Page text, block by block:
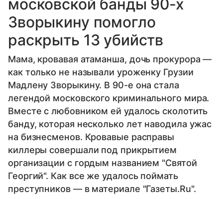
московской банды 90-х
Зворыкину помогло
раскрыть 13 убийств
Мама, кровавая атаманша, дочь прокурора —
как только не называли уроженку Грузии
Мадлену Зворыкину. В 90-е она стала
легендой московского криминального мира.
Вместе с любовником ей удалось сколотить
банду, которая несколько лет наводила ужас
на бизнесменов. Кровавые расправы
киллеры совершали под прикрытием
организации с гордым названием "Святой
Георгий". Как все же удалось поймать
преступников — в материале "Газеты.Ru".